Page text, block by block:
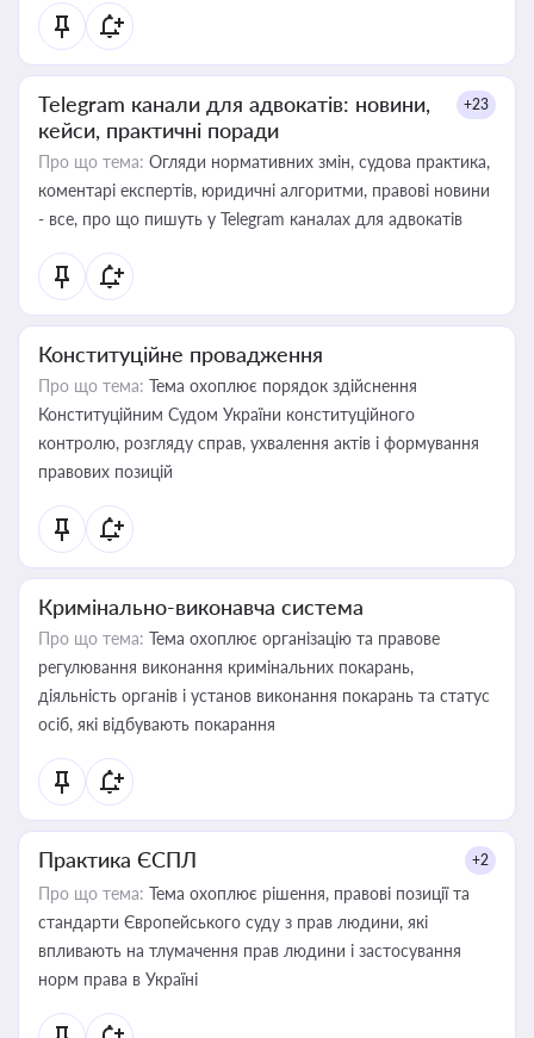
Telegram канали для адвокатів: новини,
кейси, практичні поради
+23
Про що тема: Огляди нормативних змін, судова практика,
коментарі експертів, юридичні алгоритми, правові новини
- все, про що пишуть у Telegram каналах для адвокатів
Конституційне провадження
Про що тема: Тема охоплює порядок здійснення
Конституційним Судом України конституційного
контролю, розгляду справ, ухвалення актів і формування
правових позицій
Кримінально-виконавча система
Про що тема: Тема охоплює організацію та правове
регулювання виконання кримінальних покарань,
діяльність органів і установ виконання покарань та статус
осіб, які відбувають покарання
Практика ЄСПЛ +2
Про що тема: Тема охоплює рішення, правові позиції та
стандарти Європейського суду з прав людини, які
впливають на тлумачення прав людини і застосування
норм права в Україні